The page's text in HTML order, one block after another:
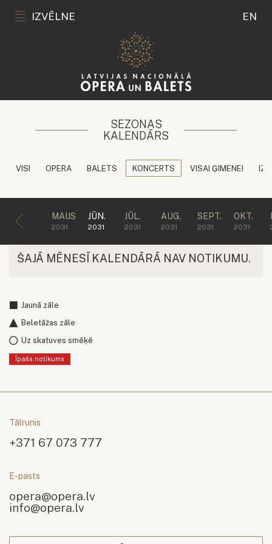
IZVĒLNE EN
SEZONAS
KALENDĀRS
VISI OPERA BALETS KONCERTS VISAI ĢIMENEI
MAIJS
2031
JŪN.
2031
JŪL.
2031
AUG.
2031
SEPT.
2031
OKT.
2031
ŠAJĀ MĒNESĪ KALENDĀRĀ NAV NOTIKUMU.
Jaunā zāle
Beletāžas zāle
Uz skatuves smēķē
Īpašs notikums
Tālrunis
+371 67 073 777
E-pasts
opera@opera.lv
info@opera.lv